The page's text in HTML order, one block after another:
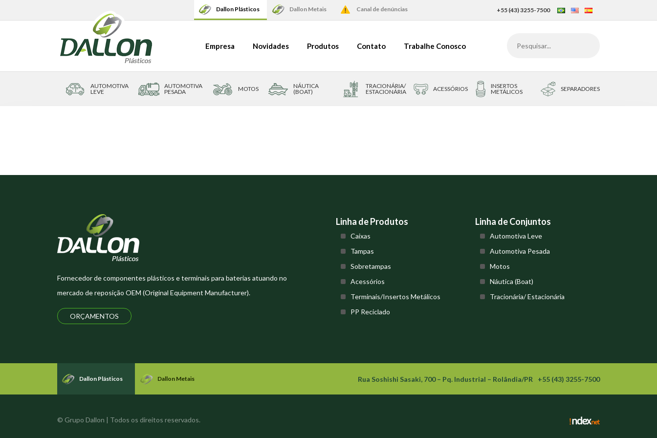
Dallon Plásticos Dallon Metais Canal de denúncias +55 (43) 3255-7500
Empresa Novidades Produtos Contato Trabalhe Conosco
AUTOMOTIVA
LEVE
AUTOMOTIVA
PESADA
MOTOS
NÁUTICA
(BOAT)
TRACIONÁRIA/
ESTACIONÁRIA
ACESSÓRIOS
INSERTOS
METÁLICOS
SEPARADORES
Fornecedor de componentes plásticos e terminais para baterias atuando no
mercado de reposição OEM (Original Equipment Manufacturer).
ORÇAMENTOS
Linha de Produtos
Caixas
Tampas
Sobretampas
Acessórios
Terminais/Insertos Metálicos
PP Reciclado
Linha de Conjuntos
Automotiva Leve
Automotiva Pesada
Motos
Náutica (Boat)
Tracionária/ Estacionária
Dallon Plásticos Dallon Metais Rua Soshishi Sasaki, 700 – Pq. Industrial – Rolândia/PR +55 (43) 3255-7500
© Grupo Dallon | Todos os direitos reservados.